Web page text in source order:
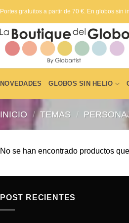
Portes gratuitos a partir de 70 €. En globos sin
NOVEDADES GLOBOS SIN HELIO
INICIO / TEMAS /
No se han encontrado productos
POST RECIENTES